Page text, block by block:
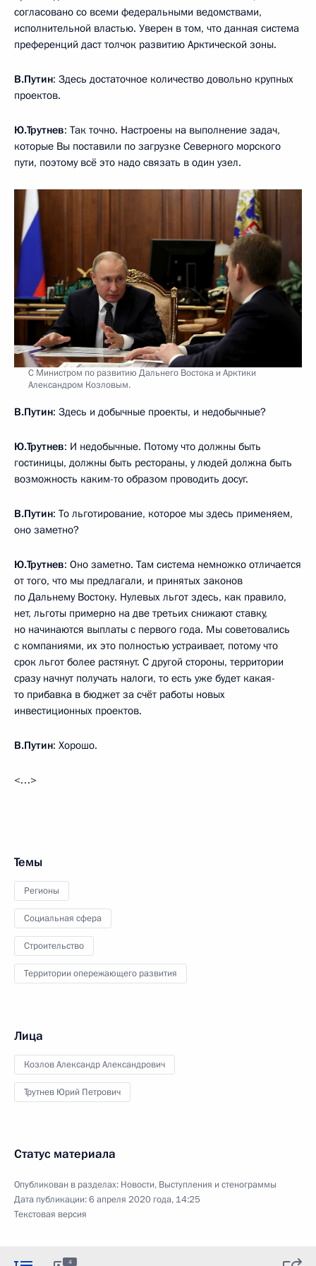
согласовано со всеми федеральными ведомствами,
исполнительной властью. Уверен в том, что данная система
преференций даст толчок развитию Арктической зоны.
В.Путин: Здесь достаточное количество довольно крупных
проектов.
Ю.Трутнев: Так точно. Настроены на выполнение задач,
которые Вы поставили по загрузке Северного морского
пути, поэтому всё это надо связать в один узел.
С Министром по развитию Дальнего Востока и Арктики
Александром Козловым.
В.Путин: Здесь и добычные проекты, и недобычные?
Ю.Трутнев: И недобычные. Потому что должны быть
гостиницы, должны быть рестораны, у людей должна быть
возможность каким-то образом проводить досуг.
В.Путин: То льготирование, которое мы здесь применяем,
оно заметно?
Ю.Трутнев: Оно заметно. Там система немножко отличается
от того, что мы предлагали, и принятых законов
по Дальнему Востоку. Нулевых льгот здесь, как правило,
нет, льготы примерно на две третьих снижают ставку,
но начинаются выплаты с первого года. Мы советовались
с компаниями, их это полностью устраивает, потому что
срок льгот более растянут. С другой стороны, территории
сразу начнут получать налоги, то есть уже будет какая-
то прибавка в бюджет за счёт работы новых
инвестиционных проектов.
В.Путин: Хорошо.
<…>
Темы
Регионы
Социальная сфера
Строительство
Территории опережающего развития
Лица
Козлов Александр Александрович
Трутнев Юрий Петрович
Статус материала
Опубликован в разделах: Новости, Выступления и стенограммы
Дата публикации:6 апреля 2020 года, 14:25
Текстовая версия
4